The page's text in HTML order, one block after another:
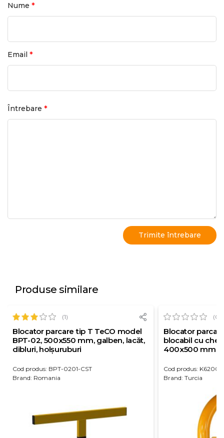
Nume *
Email *
Întrebare *
Produse similare
(1)
Blocator parcare tip T TeCO model
BPT-02, 500x550 mm, galben, lacăt,
dibluri, holșuruburi
Cod produs: BPT-0201-CST
Brand: Romania
(0)
Blocator
blocabil cu
400x500 mm,
Cod produs: K6200C
Brand: Turcia